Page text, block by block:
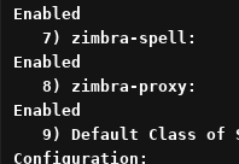
7)
8)
9) Default Class of